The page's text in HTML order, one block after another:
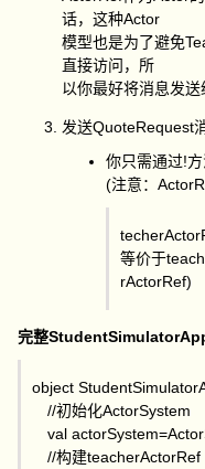
话，这种Actor
模型也是为了避免
直接访问，所
以你最好将消息发
发送QuoteRequest
你只需通过!
(注意：
等价于
rActorRef)
完整
object
//初始化ActorSystem
val
//构建teacherActorRef